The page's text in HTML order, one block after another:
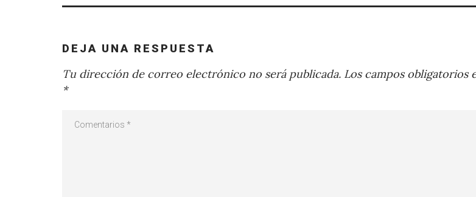
DEJA UNA RESPUESTA
Tu dirección de correo electrónico no será publicada. Los campos obligatorios
*